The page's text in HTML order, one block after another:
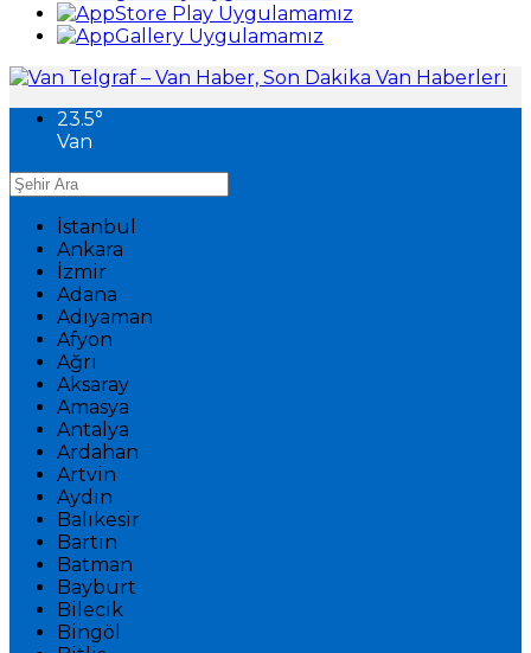
23.5°
Van
İstanbul
Ankara
İzmir
Adana
Adıyaman
Afyon
Ağrı
Aksaray
Amasya
Antalya
Ardahan
Artvin
Aydın
Balıkesir
Bartın
Batman
Bayburt
Bilecik
Bingöl